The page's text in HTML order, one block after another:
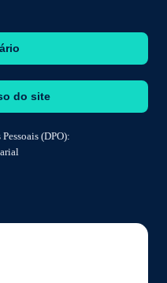
do site
(DPO):